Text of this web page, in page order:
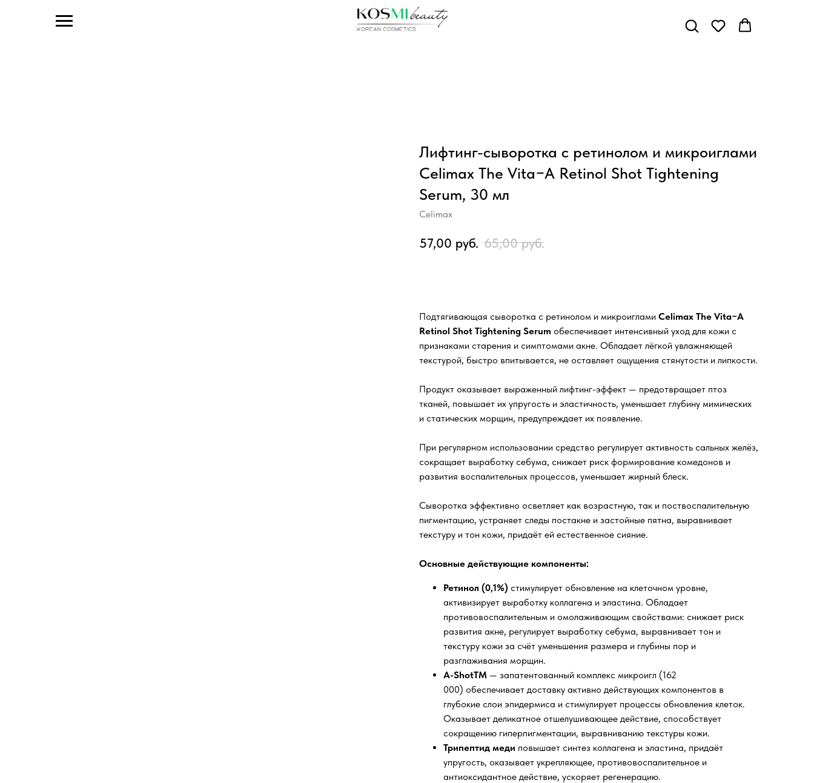
Лифтинг-сыворотка с ретинолом и микроиглами
Celimax The Vita−A Retinol Shot Tightening
Serum, 30 мл
Celimax
57,00 руб. 65,00 руб.
Подтягивающая сыворотка с ретинолом и микроиглами Celimax The Vita−A
Retinol Shot Tightening Serum обеспечивает интенсивный уход для кожи с
признаками старения и симптомами акне. Обладает лёгкой увлажняющей
текстурой, быстро впитывается, не оставляет ощущения стянутости и липкости.
Продукт оказывает выраженный лифтинг-эффект — предотвращает птоз
тканей, повышает их упругость и эластичность, уменьшает глубину мимических
и статических морщин, предупреждает их появление.
При регулярном использовании средство регулирует активность сальных желёз,
сокращает выработку себума, снижает риск формирование комедонов и
развития воспалительных процессов, уменьшает жирный блеск.
Сыворотка эффективно осветляет как возрастную, так и поствоспалительную
пигментацию, устраняет следы постакне и застойные пятна, выравнивает
текстуру и тон кожи, придаёт ей естественное сияние.
Основные действующие компоненты:
Ретинол (0,1%) стимулирует обновление на клеточном уровне,
активизирует выработку коллагена и эластина. Обладает
противовоспалительным и омолаживающим свойствами: снижает риск
развития акне, регулирует выработку себума, выравнивает тон и
текстуру кожи за счёт уменьшения размера и глубины пор и
разглаживания морщин.
A-ShotTM — запатентованный комплекс микроигл (162
000) обеспечивает доставку активно действующих компонентов в
глубокие слои эпидермиса и стимулирует процессы обновления клеток.
Оказывает деликатное отшелушивающее действие, способствует
сокращению гиперпигментации, выравниванию текстуры кожи.
Трипептид меди повышает синтез коллагена и эластина, придаёт
упругость, оказывает укрепляющее, противовоспалительное и
антиоксидантное действие, ускоряет регенерацию.